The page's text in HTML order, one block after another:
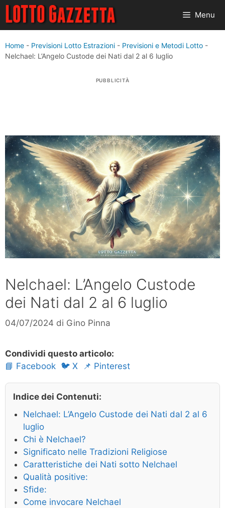
Vai
contenuto
Menu
Home - Previsioni Lotto Estrazioni - Previsioni e Metodi Lotto -
Nelchael: L’Angelo Custode dei Nati dal 2 al 6 luglio
PUBBLICITÀ
Nelchael: L’Angelo Custode
dei Nati dal 2 al 6 luglio
04/07/2024 di Gino Pinna
Condividi questo articolo:
📘 Facebook 🐦 X 📌 Pinterest
Indice dei Contenuti:
Nelchael: L’Angelo Custode dei Nati dal 2 al 6
luglio
Chi è Nelchael?
Significato nelle Tradizioni Religiose
Caratteristiche dei Nati sotto Nelchael
Qualità positive:
Sfide:
Come invocare Nelchael